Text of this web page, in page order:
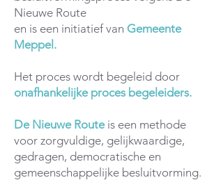
Nieuwe Route
en is een initiatief van Gemeente
Meppel.
Het proces wordt begeleid door
onafhankelijke proces begeleiders.
De Nieuwe Route is een methode
voor zorgvuldige, gelijkwaardige,
gedragen, democratische en
gemeenschappelijke besluitvorming.